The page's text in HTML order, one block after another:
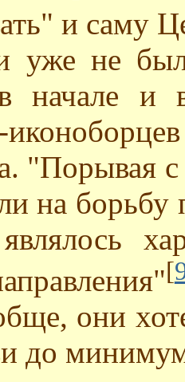
и саму
уже не
начале и
"Порывая
на борьбу
[
они
до